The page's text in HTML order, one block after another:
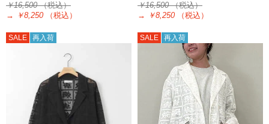
￥16,500（税込）
→
￥8,250 （税込）
￥16,500（税込）
→
￥8,250 （税込）
SALE 再入荷 SALE 再入荷